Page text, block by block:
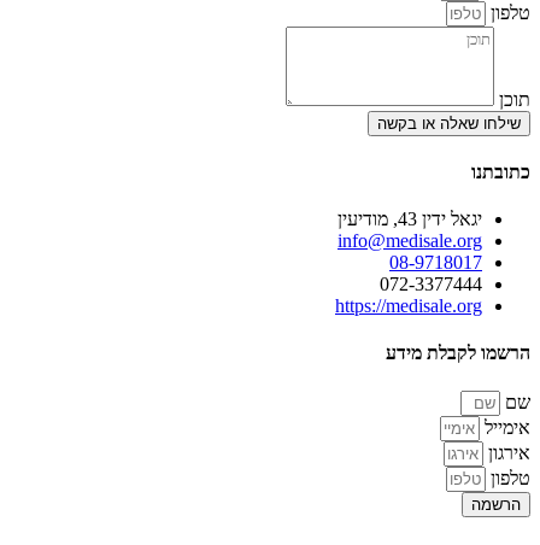
טלפון
תוכן
שילחו שאלה או בקשה
כתובתנו
יגאל ידין 43, מודיעין
info@medisale.org
08-9718017
072-3377444
https://medisale.org
הרשמו לקבלת מידע
שם
אימייל
אירגון
טלפון
הרשמה